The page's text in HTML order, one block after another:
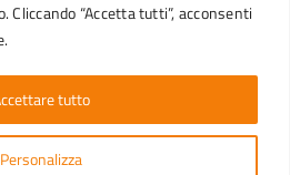
“Accetta tutti”, acconsenti
Personalizza
tutto
CARE
invia un’email al nostro